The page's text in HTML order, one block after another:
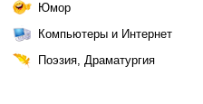
Юмор
Компьютеры и Интернет
Поэзия, Драматургия